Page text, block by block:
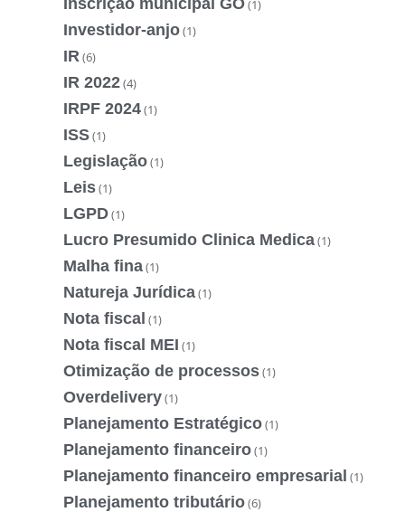
(1)
Investidor-anjo(1)
IR (6)
IR 2022(4)
IRPF 2024(1)
ISS(1)
Legislação(1)
Leis(1)
LGPD(1)
Lucro Presumido Clinica Medica(1)
Malha fina(1)
Natureja Jurídica(1)
Nota fiscal (1)
Nota fiscal MEI (1)
Otimização de processos(1)
Overdelivery(1)
Planejamento Estratégico(1)
Planejamento financeiro(1)
Planejamento financeiro empresarial (1)
Planejamento tributário(6)